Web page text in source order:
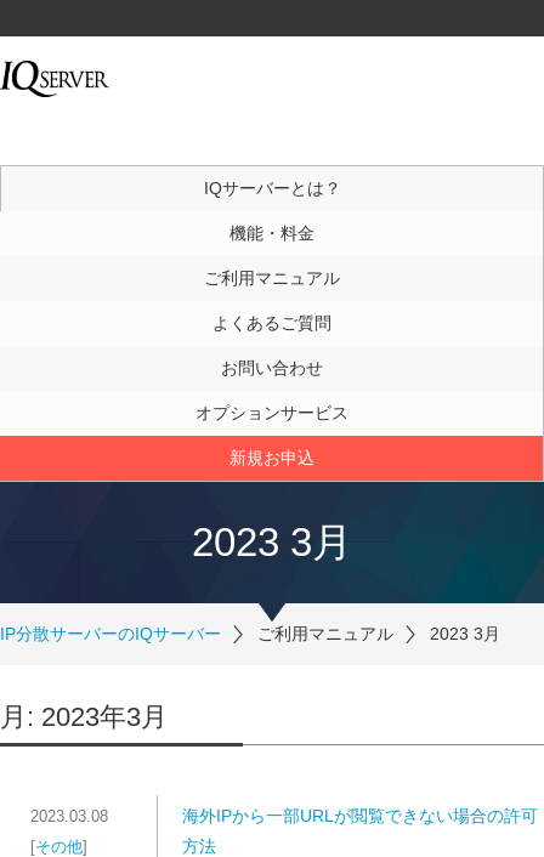
IQサーバーとは？
機能・料金
ご利用マニュアル
よくあるご質問
お問い合わせ
オプションサービス
新規お申込
2023 3月
IP分散サーバーのIQサーバー ご利用マニュアル 2023 3月
月: 2023年3月
2023.03.08
[その他]
海外IPから一部URLが閲覧できない場合の許可
方法